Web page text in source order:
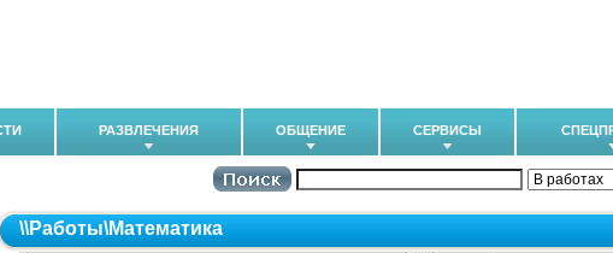
РАЗВЛЕЧЕНИЯ ОБЩЕНИЕ СЕРВИСЫ
\\Работы\Математика